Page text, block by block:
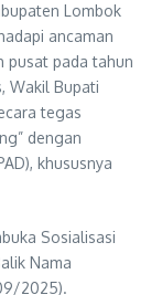
Lombok
ancaman
pusat pada tahun
Wakil Bupati
tegas
dengan
khususnya
Sosialisasi
Nama
2025).